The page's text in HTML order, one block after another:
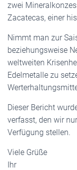
zwei
Zacatecas, einer
Nimmt man zur
beziehungsweise
weltweiten
Edelmetalle zu
Dieser Bericht
verfasst, den wir
Verfügung stellen.
Viele Grüße
Ihr